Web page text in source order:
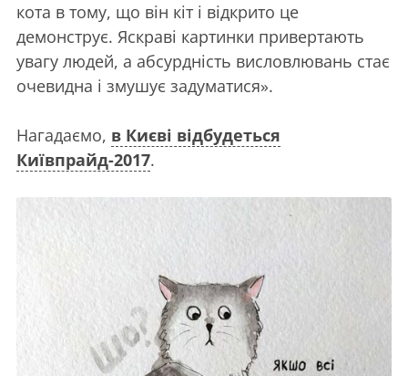
кота в тому, що він кіт і відкрито це
демонструє. Яскраві картинки привертають
увагу людей, а абсурдність висловлювань стає
очевидна і змушує задуматися».
Нагадаємо, в Києві відбудеться
Київпрайд-2017.